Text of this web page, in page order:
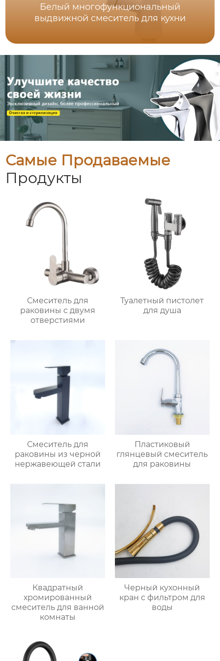
Белый многофункциональный
выдвижной смеситель для кухни
Самые Продаваемые
Продукты
Смеситель для
раковины с двумя
отверстиями
Туалетный пистолет
для душа
Смеситель для
раковины из черной
нержавеющей стали
Пластиковый
глянцевый смеситель
для раковины
Квадратный
хромированный
смеситель для ванной
комнаты
Черный кухонный
кран с фильтром для
воды